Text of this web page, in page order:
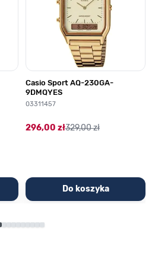
Casio Sport AQ-230GA-
9DMQYES
03311457
296,00 zł329,00 zł
Do koszyka